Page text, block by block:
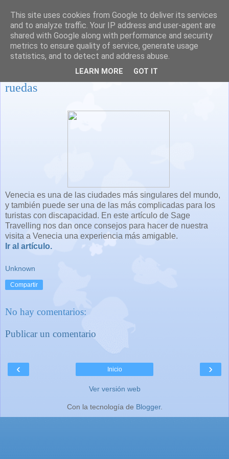
11 consejos para visitar Venecia en silla de
ruedas
Venecia es una de las ciudades más singulares del mundo,
y también puede ser una de las más complicadas para los
turistas con discapacidad. En este artículo de Sage
Travelling nos dan once consejos para hacer de nuestra
visita a Venecia una experiencia más amigable.
Ir al artículo.
Unknown
Compartir
No hay comentarios:
Publicar un comentario
‹ ›
Inicio
Ver versión web
Con la tecnología de Blogger.
This site uses cookies from Google to deliver its services
and to analyze traffic. Your IP address and user-agent are
shared with Google along with performance and security
metrics to ensure quality of service, generate usage
statistics, and to detect and address abuse.
LEARN MORE GOT IT